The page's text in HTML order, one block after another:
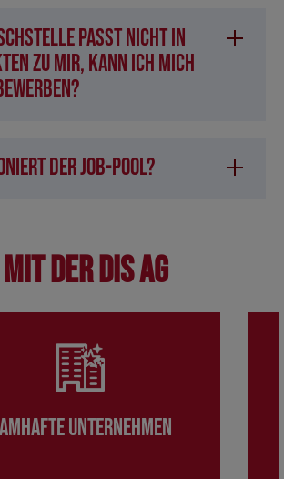
passt nicht in
zu mir, kann ich mich
der Job-Pool?
der DIS AG
Unternehmen